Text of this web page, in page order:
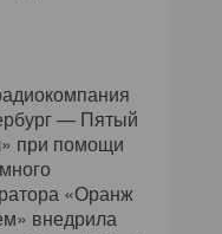
— Пятый
при помощи
«Оранж
внедрила